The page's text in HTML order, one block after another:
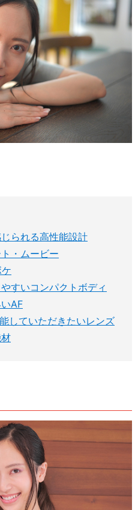
られる高性能設計
・ムービー
すいコンパクトボディ
AF
していただきたいレンズ